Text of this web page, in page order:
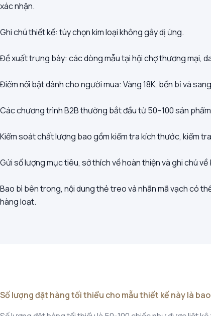
xác nhận.
Ghi chú thiết kế: tùy chọn kim loại không gây dị ứng.
Đề xuất trưng bày: các dòng mẫu tại hội chợ thương mại,
Điểm nổi bật dành cho người mua: Vàng 18K, bền bỉ và
Các chương trình B2B thường bắt đầu từ 50–100 sản
Kiểm soát chất lượng bao gồm kiểm tra kích thước, kiểm
Gửi số lượng mục tiêu, sở thích về hoàn thiện và ghi chú
Bao bì bên trong, nội dung thẻ treo và nhãn mã vạch có
hàng loạt.
Số lượng đặt hàng tối thiểu cho mẫu thiết kế này là